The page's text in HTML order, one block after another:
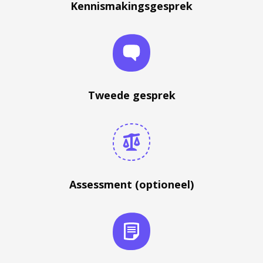
Kennismakingsgesprek
Tweede gesprek
Assessment (optioneel)